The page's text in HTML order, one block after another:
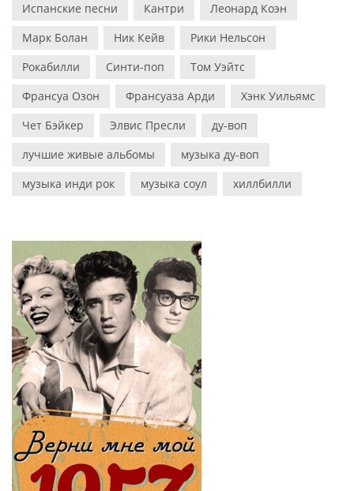
Испанские песни
Кантри
Леонард Коэн
Марк Болан
Ник Кейв
Рики Нельсон
Рокабилли
Синти-поп
Том Уэйтс
Франсуа Озон
Франсуаза Арди
Хэнк Уильямс
Чет Бэйкер
Элвис Пресли
ду-воп
лучшие живые альбомы
музыка ду-воп
музыка инди рок
музыка соул хиллбилли